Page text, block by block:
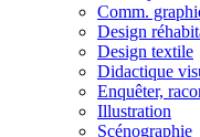
Comm.
Design
Design textile
Didactique
Enquêter,
Illustration
Scénographie